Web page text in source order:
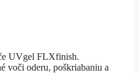
UVgel FLXfinish.
voči oderu, poškriabaniu a